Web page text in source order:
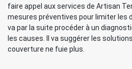
faire appel aux services de Artisan
mesures préventives pour limiter les
va par la suite procéder à un
les causes. Il va suggérer les
couverture ne fuie plus.